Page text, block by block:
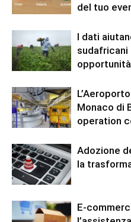
del tuo
I dati
sudafricani
opportunità
Monaco di
operation
Adozione
la
E-